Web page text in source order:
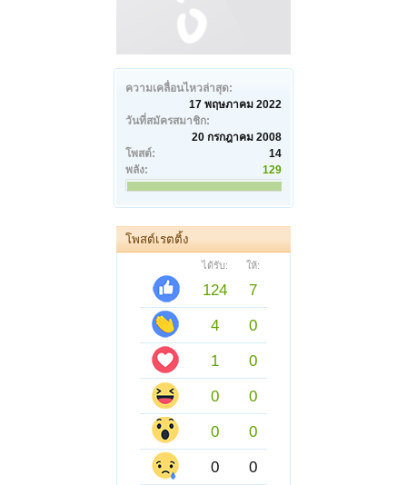
ความเคลื่อนไหวล่าสุด:
17 พฤษภาคม 2022
วันที่สมัครสมาชิก:
20 กรกฎาคม 2008
โพสต์:
14
พลัง:
129
โพสต์เรตติ้ง
ได้รับ: ให้:
124
7
4
0
1
0
0
0
0
0
0
0